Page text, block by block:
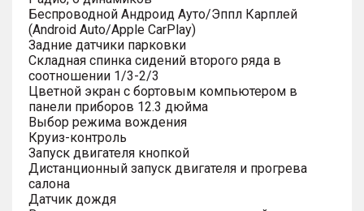
Беспроводной Андроид Ауто/Эппл Карплей
(Android Auto/Apple CarPlay)
Задние датчики парковки
Складная спинка сидений второго ряда в
соотношении 1/3-2/3
Цветной экран с бортовым компьютером в
панели приборов 12.3 дюйма
Выбор режима вождения
Круиз-контроль
Запуск двигателя кнопкой
Дистанционный запуск двигателя и прогрева
салона
Датчик дождя